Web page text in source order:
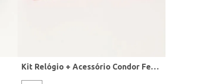
Kit Relógio + Acessório Condor Feminino DOURADO